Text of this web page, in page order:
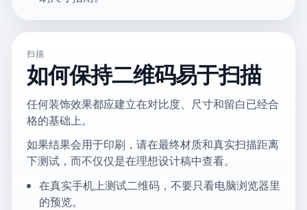
扫描
如何保持二维码易于扫描
任何装饰效果都应建立在对比度、尺寸和留白已经合
格的基础上。
如果结果会用于印刷，请在最终材质和真实扫描距离
下测试，而不仅仅是在理想设计稿中查看。
在真实手机上测试二维码，不要只看电脑浏览器里
的预览。